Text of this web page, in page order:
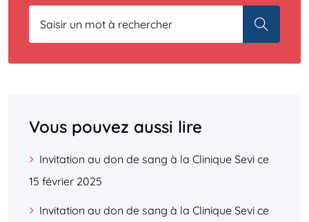
Vous pouvez aussi lire
Invitation au don de sang à la Clinique Sevi ce
15 février 2025
Invitation au don de sang à la Clinique Sevi ce